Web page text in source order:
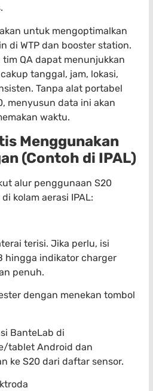
untuk mengoptimalkan
di WTP dan booster station.
QA dapat menunjukkan
tanggal, jam, lokasi,
Tanpa alat portabel
menyusun data ini akan
waktu.
Menggunakan
(Contoh di IPAL)
alur penggunaan S20
kolam aerasi IPAL:
terisi. Jika perlu, isi
hingga indikator charger
penuh.
dengan menekan tombol
BanteLab di
tablet Android dan
ke S20 dari daftar sensor.